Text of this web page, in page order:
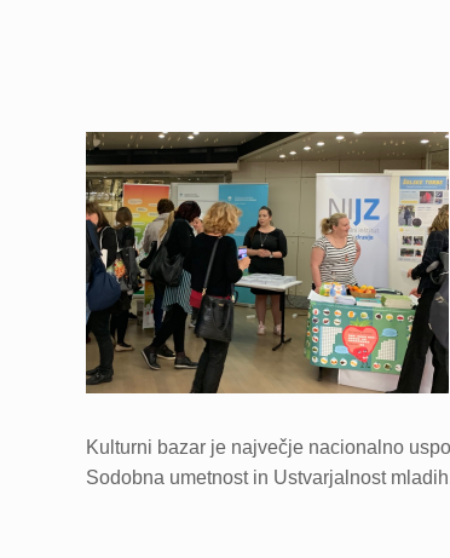
Kulturni bazar je največje nacionalno
Sodobna umetnost in Ustvarjalnost